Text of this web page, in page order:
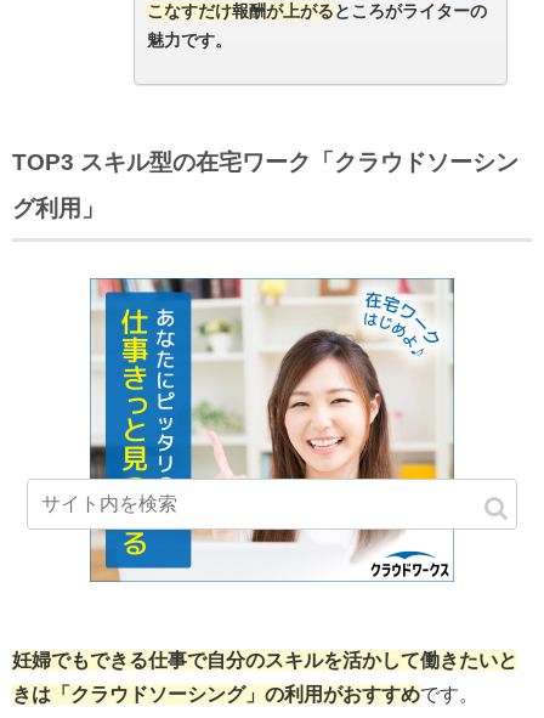
こなすだけ報酬が上がるところがライターの
魅力です。
TOP3 スキル型の在宅ワーク「クラウドソーシン
グ利用」
妊婦でもできる仕事で自分のスキルを活かして働きたいと
きは「クラウドソーシング」の利用がおすすめです。